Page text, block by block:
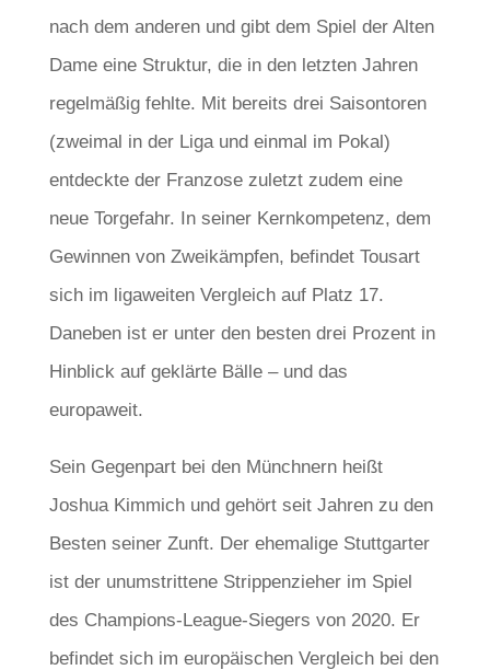
nach dem anderen und gibt dem Spiel der Alten
Dame eine Struktur, die in den letzten Jahren
regelmäßig fehlte. Mit bereits drei Saisontoren
(zweimal in der Liga und einmal im Pokal)
entdeckte der Franzose zuletzt zudem eine
neue Torgefahr. In seiner Kernkompetenz, dem
Gewinnen von Zweikämpfen, befindet Tousart
sich im ligaweiten Vergleich auf Platz 17.
Daneben ist er unter den besten drei Prozent in
Hinblick auf geklärte Bälle – und das
europaweit.
Sein Gegenpart bei den Münchnern heißt
Joshua Kimmich und gehört seit Jahren zu den
Besten seiner Zunft. Der ehemalige Stuttgarter
ist der unumstrittene Strippenzieher im Spiel
des Champions-League-Siegers von 2020. Er
befindet sich im europäischen Vergleich bei den